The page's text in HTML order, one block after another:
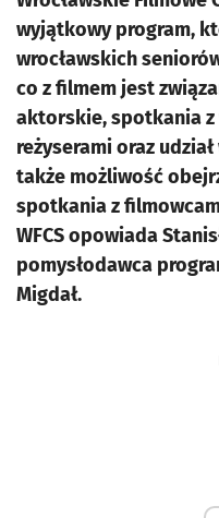
wyjątkowy program,
wrocławskich
co z filmem jest
aktorskie, spotkania
reżyserami oraz
także możliwość
spotkania z
WFCS opowiada
pomysłodawca
Migdał.